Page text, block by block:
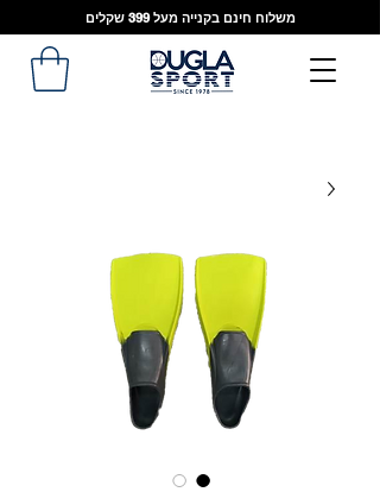
משלוח חינם בקנייה מעל 399 שקלים